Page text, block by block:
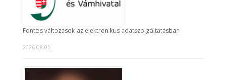
Fontos változások az elektronikus adatszolgáltatásban
2026.08.05.